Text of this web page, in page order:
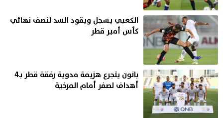
الكعبي يسجل ويقود السد لنصف نهائي
كأس أمير قطر
بانون يتجرع هزيمة مدوية رفقة قطر بـ4
أهداف لصفر أمام المرخية